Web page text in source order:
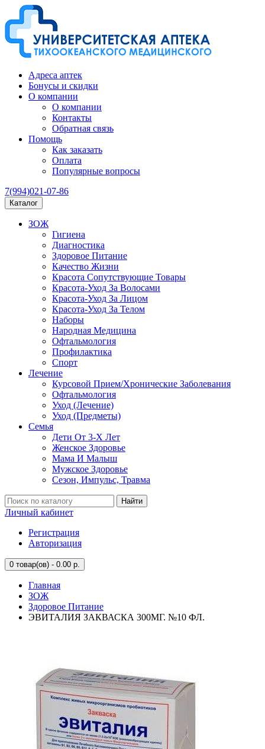
Адреса аптек
Бонусы и скидки
О компании
О компании
Контакты
Обратная связь
Помощь
Как заказать
Оплата
Популярные вопросы
7(994)021-07-86
Каталог
ЗОЖ
Гигиена
Диагностика
Здоровое Питание
Качество Жизни
Красота Сопутствующие Товары
Красота-Уход За Волосами
Красота-Уход За Лицом
Красота-Уход За Телом
Наборы
Народная Медицина
Офтальмология
Профилактика
Спорт
Лечение
Курсовой Прием/Хронические Заболевания
Офтальмология
Уход (Лечение)
Уход (Предметы)
Семья
Дети От 3-Х Лет
Женское Здоровье
Мама И Малыш
Мужское Здоровье
Сезон, Импульс, Травма
Найти
Личный кабинет
Регистрация
Авторизация
0 товар(ов) - 0.00 р.
Главная
ЗОЖ
Здоровое Питание
ЭВИТАЛИЯ ЗАКВАСКА 300МГ. №10 ФЛ.